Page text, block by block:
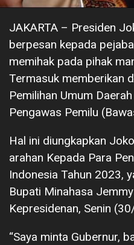
JAKARTA – Presiden
berpesan kepada
memihak pada pihak
Termasuk memberikan
Pemilihan Umum
Pengawas Pemilu
Hal ini diungkapkan
arahan Kepada Para
Indonesia Tahun 2023,
Bupati Minahasa
Kepresidenan, Senin
“Saya minta Gubernur,